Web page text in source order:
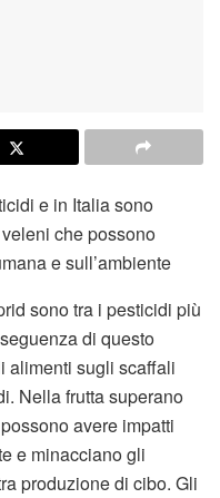
e in Italia sono
che possono
e sull’ambiente
sono tra i pesticidi più
di questo
alimenti sugli scaffali
Nella frutta superano
avere impatti
e minacciano gli
produzione di cibo. Gli